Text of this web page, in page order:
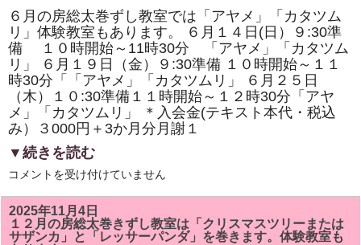
６月の房総太巻ずし教室では「アヤメ」「カタツム
リ」体験教室もあります。 ６月１４日(日）９:30準
備 １０時開始～11時30分 「アヤメ」「カタツム
リ」 ６月１９日（金）９:30準備 １０時開始～１１
時30分「「アヤメ」「カタツムリ」 ６月２５日
（木）１０:30準備１１時開始～１２時30分「アヤ
メ」「カタツムリ」 ＊入会金(テキスト本代・税込
み）３000円＋3か月分月謝１
▼続きを読む
6
の
房
総
太
巻
コメントを受け付けていません
2025年11月4日
１２月の房総太巻きずし教室は「クリスマスツリーまたは
サザンカ」と「レッサーパンダ」を巻きます。体験教室も